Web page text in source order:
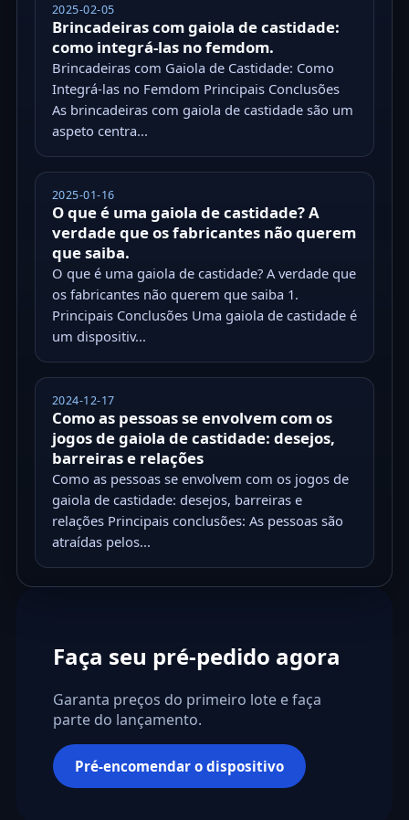
2025-02-05
Brincadeiras com gaiola de castidade:
como integrá-las no femdom.
Brincadeiras com Gaiola de Castidade: Como
Integrá-las no Femdom Principais Conclusões
As brincadeiras com gaiola de castidade são um
aspeto centra...
2025-01-16
O que é uma gaiola de castidade? A
verdade que os fabricantes não querem
que saiba.
O que é uma gaiola de castidade? A verdade que
os fabricantes não querem que saiba 1.
Principais Conclusões Uma gaiola de castidade é
um dispositiv...
2024-12-17
Como as pessoas se envolvem com os
jogos de gaiola de castidade: desejos,
barreiras e relações
Como as pessoas se envolvem com os jogos de
gaiola de castidade: desejos, barreiras e
relações Principais conclusões: As pessoas são
atraídas pelos...
Faça seu pré-pedido agora
Garanta preços do primeiro lote e faça
parte do lançamento.
Pré-encomendar o dispositivo